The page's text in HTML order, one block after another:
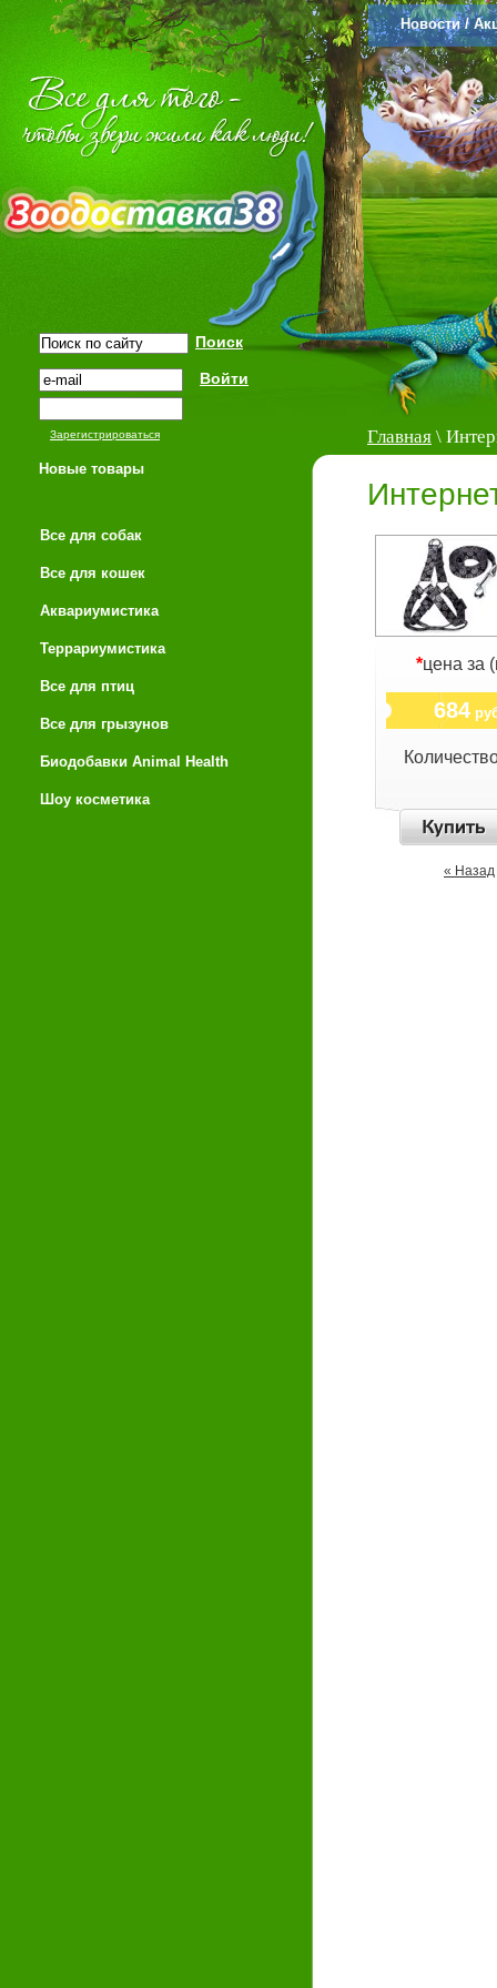
Новости /
Новые товары
Все для собак
Все для кошек
Аквариумистика
Террариумистика
Все для птиц
Все для грызунов
Биодобавки Animal Health
Шоу косметика
Главная \
*цена за
684
« Назад
Зарегистрироваться